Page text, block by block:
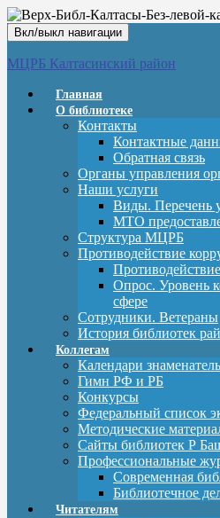
Вкл/выкл навигации
МЦРБ Калтасинский район
Главная
О библиотеке
Контакты
Контактные
Обратная связь
Органы управления
Наши услуги
Виды. Перечень
МТО
Структура МЦРБ
Противодействие
Опрос. Уровень
сфере
Сотрудники. Ветераны
История библиотек
Коллегам
Календари
Гимн РФ и РБ
Конкурсы
Федеральный список
Методические
Сайты библиотек Р
Профессиональные
Современная
Библиотечное
Читателям